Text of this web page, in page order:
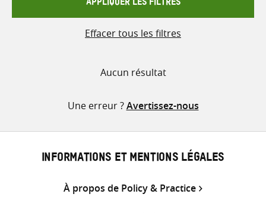
APPLIQUER LES FILTRES
Effacer tous les filtres
Aucun résultat
Une erreur ?Avertissez-nous
INFORMATIONS ET MENTIONS LÉGALES
À propos de Policy & Practice